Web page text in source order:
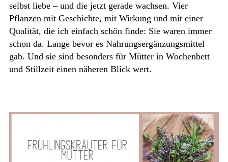
selbst liebe – und die jetzt gerade wachsen. Vier
Pflanzen mit Geschichte, mit Wirkung und mit einer
Qualität, die ich einfach schön finde: Sie waren immer
schon da. Lange bevor es Nahrungsergänzungsmittel
gab. Und sie sind besonders für Mütter in Wochenbett
und Stillzeit einen näheren Blick wert.